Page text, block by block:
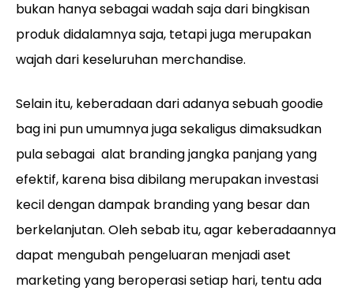
bukan hanya sebagai wadah saja dari bingkisan
produk didalamnya saja, tetapi juga merupakan
wajah dari keseluruhan merchandise.
Selain itu, keberadaan dari adanya sebuah goodie
bag ini pun umumnya juga sekaligus dimaksudkan
pula sebagai alat branding jangka panjang yang
efektif, karena bisa dibilang merupakan investasi
kecil dengan dampak branding yang besar dan
berkelanjutan. Oleh sebab itu, agar keberadaannya
dapat mengubah pengeluaran menjadi aset
marketing yang beroperasi setiap hari, tentu ada